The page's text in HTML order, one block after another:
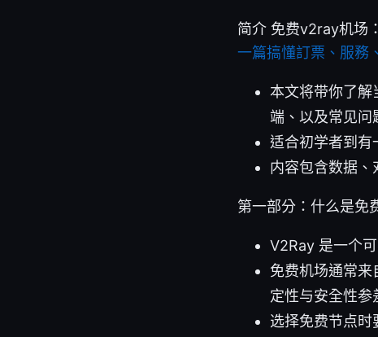
简介 免费v2ray机场
一篇搞懂訂票、服務
本文将带你了解
端、以及常见问
适合初学者到有
内容包含数据
第一部分：什么是免
V2Ray 是一个
免费机场通常来
定性与安全性参
选择免费节点时